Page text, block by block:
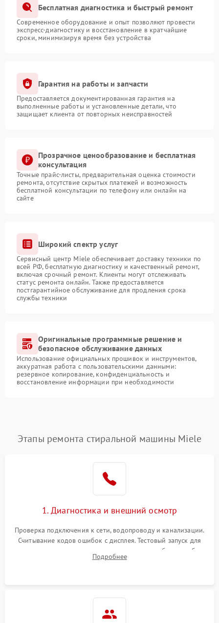
Бесплатная диагностика и быстрый ремонт
Современное оборудование и опыт позволяют провести
экспресс-диагностику и восстановление в кратчайшие
сроки, минимизируя время без устройства
Гарантия на работы и запчасти
Предоставляется документированная гарантия на
выполненные работы и установленные детали, что
защищает клиента от повторных неисправностей
Прозрачное ценообразование и бесплатная
консультация
Точные прайс-листы, предварительная оценка стоимости
ремонта, отсутствие скрытых платежей и возможность
бесплатной консультации по телефону или онлайн на
сайте
Широкий спектр услуг
Сервисный центр Miele обеспечивает доставку техники по
всей РФ, бесплатную диагностику и качественный ремонт,
включая срочный ремонт. Клиенты могут отслеживать
статус ремонта онлайн. Также предоставляется
постгарантийное обслуживание для продления срока
службы техники
Оригинальные программные решение и
безопасное обслуживание данных
Использование официальных прошивок и инструментов,
аккуратная работа с пользовательскими данными:
резервное копирование, конфиденциальность и
восстановление информации при необходимости
Этапы ремонта стиральной машины Miele
1. Диагностика и внешний осмотр
Проверка подключения к сети, водопроводу и канализации.
Считывание кодов ошибок с дисплея. Тестовый запуск для
выявления посторонних шумов, протечек или сбоев в работе
электронного модуля управления.
Подробнее